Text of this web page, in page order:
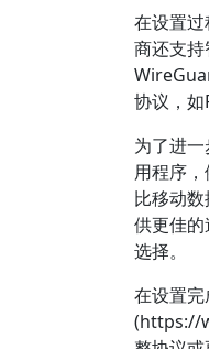
在设置
商还支
协议，如
为了进
用程序
比移动
供更佳
选择。
在设置
(https://